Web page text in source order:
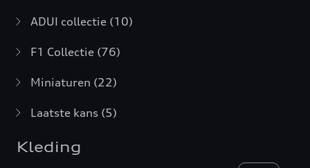
ADUI collectie (10)
F1 Collectie (76)
Miniaturen (22)
Laatste kans (5)
Kleding